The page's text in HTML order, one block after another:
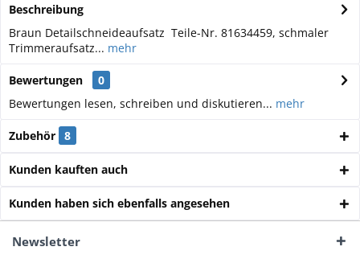
Beschreibung
Braun Detailschneideaufsatz Teile-Nr. 81634459, schmaler
Trimmeraufsatz... mehr
Bewertungen
0
Bewertungen lesen, schreiben und diskutieren... mehr
Zubehör 8
Kunden kauften auch
Kunden haben sich ebenfalls angesehen
Newsletter